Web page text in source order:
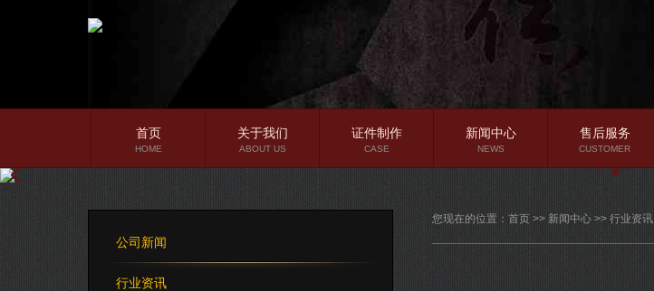
行业资讯
常见问题
首页
HOME
关于我们
ABOUT US
证件制作
CASE
新闻中心
NEWS
售后服务
CUSTOMER
公司新闻
行业资讯
您现在的位置： 首页 >> 新闻中心 >> 行业资讯